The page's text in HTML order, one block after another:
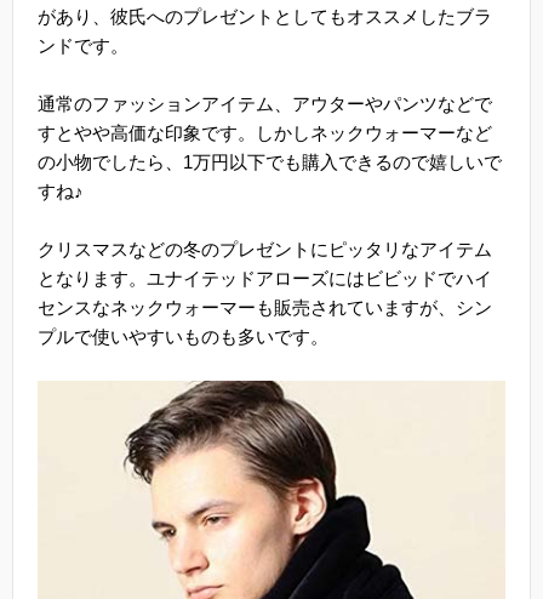
があり、彼氏へのプレゼントとしてもオススメしたブラ
ンドです。
通常のファッションアイテム、アウターやパンツなどで
すとやや高価な印象です。しかしネックウォーマーなど
の小物でしたら、1万円以下でも購入できるので嬉しいで
すね♪
クリスマスなどの冬のプレゼントにピッタリなアイテム
となります。ユナイテッドアローズにはビビッドでハイ
センスなネックウォーマーも販売されていますが、シン
プルで使いやすいものも多いです。